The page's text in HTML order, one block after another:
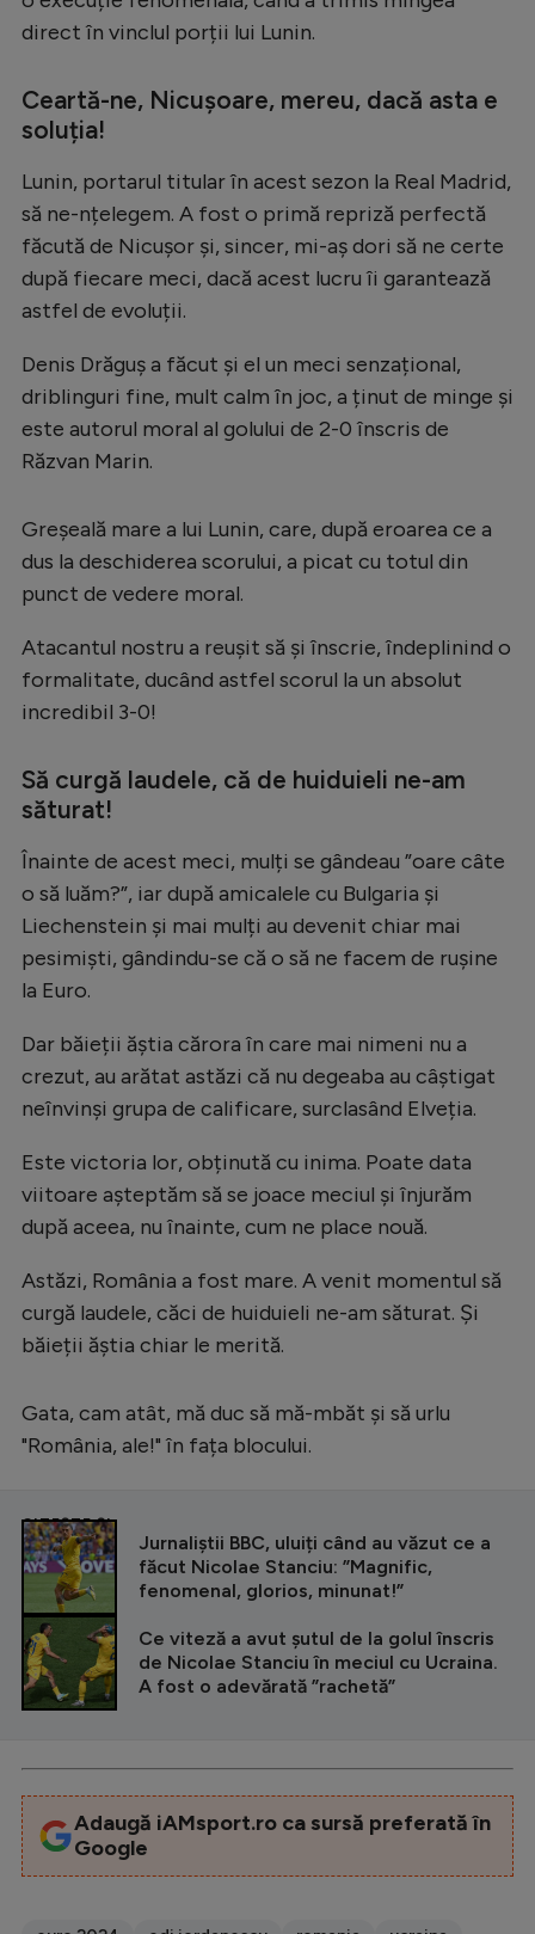
Ciclism
JO 2026
Intră în cont
Creează cont
direct în vinclul porții lui Lunin.
Ceartă-ne, Nicușoare, mereu, dacă asta e
soluția!
Lunin, portarul titular în acest sezon la Real Madrid,
să ne-nțelegem. A fost o primă repriză perfectă
făcută de Nicușor și, sincer, mi-aș dori să ne certe
după fiecare meci, dacă acest lucru îi garantează
astfel de evoluții.
Denis Drăguș a făcut și el un meci senzațional,
driblinguri fine, mult calm în joc, a ținut de minge și
este autorul moral al golului de 2-0 înscris de
Răzvan Marin.
Greșeală mare a lui Lunin, care, după eroarea ce a
dus la deschiderea scorului, a picat cu totul din
punct de vedere moral.
Atacantul nostru a reușit să și înscrie, îndeplinind o
formalitate, ducând astfel scorul la un absolut
incredibil 3-0!
Să curgă laudele, că de huiduieli ne-am
săturat!
Înainte de acest meci, mulți se gândeau ”oare câte
o să luăm?”, iar după amicalele cu Bulgaria și
Liechenstein și mai mulți au devenit chiar mai
pesimiști, gândindu-se că o să ne facem de rușine
la Euro.
Dar băieții ăștia cărora în care mai nimeni nu a
crezut, au arătat astăzi că nu degeaba au câștigat
neînvinși grupa de calificare, surclasând Elveția.
Este victoria lor, obținută cu inima. Poate data
viitoare așteptăm să se joace meciul și înjurăm
după aceea, nu înainte, cum ne place nouă.
Astăzi, România a fost mare. A venit momentul să
curgă laudele, căci de huiduieli ne-am săturat. Și
băieții ăștia chiar le merită.
Gata, cam atât, mă duc să mă-mbăt și să urlu
"România, ale!" în fața blocului.
CITEȘTE ȘI
Jurnaliștii BBC, uluiți când au văzut ce a
făcut Nicolae Stanciu: ”Magnific,
fenomenal, glorios, minunat!”
Ce viteză a avut șutul de la golul înscris
de Nicolae Stanciu în meciul cu Ucraina.
A fost o adevărată ”rachetă”
Adaugă iAMsport.ro ca sursă preferată în
Google